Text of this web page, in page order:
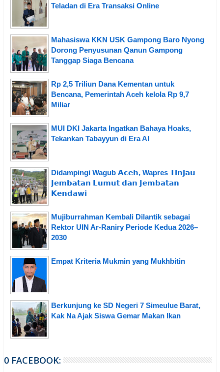
Teladan di Era Transaksi Online
Mahasiswa KKN USK Gampong Baro Nyong
Dorong Penyusunan Qanun Gampong
Tanggap Siaga Bencana
Rp 2,5 Triliun Dana Kementan untuk
Bencana, Pemerintah Aceh kelola Rp 9,7
Miliar
MUI DKI Jakarta Ingatkan Bahaya Hoaks,
Tekankan Tabayyun di Era AI
Didampingi Wagub 𝗔𝗰𝗲𝗵, Wapres 𝗧𝗶𝗻𝗷𝗮𝘂
𝗝𝗲𝗺𝗯𝗮𝘁𝗮𝗻 𝗟𝘂𝗺𝘂𝘁 𝗱𝗮𝗻 𝗝𝗲𝗺𝗯𝗮𝘁𝗮𝗻
𝗞𝗲𝗻𝗱𝗮𝘄𝗶
Mujiburrahman Kembali Dilantik sebagai
Rektor UIN Ar-Raniry Periode Kedua 2026–
2030
Empat Kriteria Mukmin yang Mukhbitin
Berkunjung ke SD Negeri 7 Simeulue Barat,
Kak Na Ajak Siswa Gemar Makan Ikan
0 FACEBOOK: